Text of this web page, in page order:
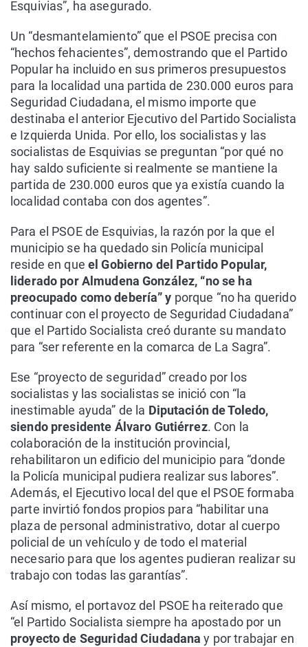
Esquivias”, ha asegurado.
Un “desmantelamiento” que el PSOE precisa con
“hechos fehacientes”, demostrando que el Partido
Popular ha incluido en sus primeros presupuestos
para la localidad una partida de 230.000 euros para
Seguridad Ciudadana, el mismo importe que
destinaba el anterior Ejecutivo del Partido Socialista
e Izquierda Unida. Por ello, los socialistas y las
socialistas de Esquivias se preguntan “por qué no
hay saldo suficiente si realmente se mantiene la
partida de 230.000 euros que ya existía cuando la
localidad contaba con dos agentes”.
Para el PSOE de Esquivias, la razón por la que el
municipio se ha quedado sin Policía municipal
reside en que el Gobierno del Partido Popular,
liderado por Almudena González, “no se ha
preocupado como debería” y porque “no ha querido
continuar con el proyecto de Seguridad Ciudadana”
que el Partido Socialista creó durante su mandato
para “ser referente en la comarca de La Sagra”.
Ese “proyecto de seguridad” creado por los
socialistas y las socialistas se inició con “la
inestimable ayuda” de la Diputación de Toledo,
siendo presidente Álvaro Gutiérrez. Con la
colaboración de la institución provincial,
rehabilitaron un edificio del municipio para “donde
la Policía municipal pudiera realizar sus labores”.
Además, el Ejecutivo local del que el PSOE formaba
parte invirtió fondos propios para “habilitar una
plaza de personal administrativo, dotar al cuerpo
policial de un vehículo y de todo el material
necesario para que los agentes pudieran realizar su
trabajo con todas las garantías”.
Así mismo, el portavoz del PSOE ha reiterado que
“el Partido Socialista siempre ha apostado por un
proyecto de Seguridad Ciudadana y por trabajar en